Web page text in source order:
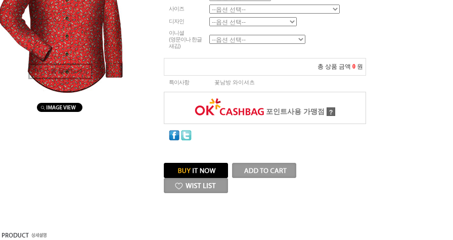
마우스를 올려보세요
사이즈
디자인
이니셜
(영문이나 한글
새김)
총 상품 금액 0 원
특이사항 꽃남방 와이셔츠
포인트사용 가맹점 ?